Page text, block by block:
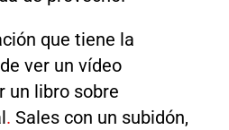
que tiene la
ver un vídeo
un libro sobre
. Sales con un subidón,